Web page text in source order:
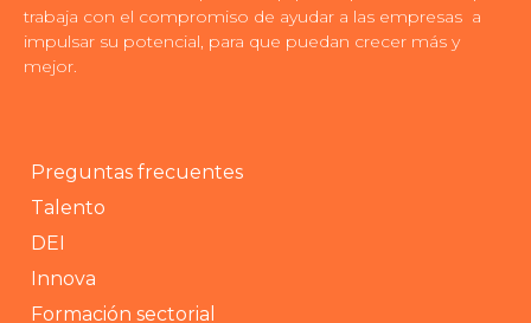
trabaja con el compromiso de ayudar a las empresas a
impulsar su potencial, para que puedan crecer más y
mejor.
Preguntas frecuentes
Talento
DEI
Innova
Formación sectorial